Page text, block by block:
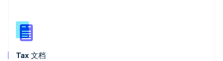
Tax 文档
English
新西兰
匈牙利